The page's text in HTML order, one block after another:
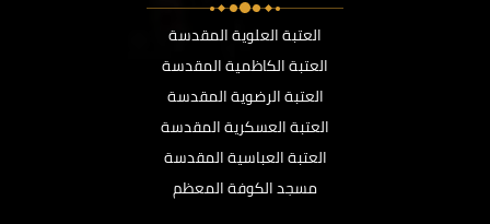
العتبة العلوية المقدسة
العتبة الكاظمية المقدسة
العتبة الرضوية المقدسة
العتبة العسكرية المقدسة
العتبة العباسية المقدسة
مسجد الكوفة المعظم